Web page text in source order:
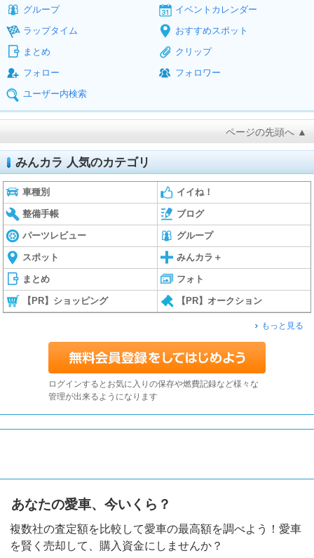
グループ
イベントカレンダー
ラップタイム
おすすめスポット
まとめ
クリップ
フォロー
フォロワー
ユーザー内検索
ページの先頭へ ▲
みんカラ 人気のカテゴリ
車種別 イイね！
整備手帳 ブログ
パーツレビュー グループ
スポット みんカラ＋
まとめ フォト
【PR】ショッピング 【PR】オークション
もっと見る
ログインするとお気に入りの保存や燃費記録など様々な
管理が出来るようになります
あなたの愛車、今いくら？
複数社の査定額を比較して愛車の最高額を調べよう！愛車
を賢く売却して、購入資金にしませんか？